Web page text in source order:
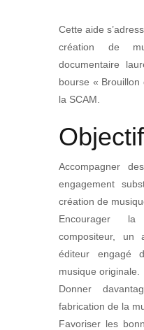
Cette aide
création de
documentaire
bourse « Brouillon
la SCAM.
Accompagner
engagement
création de
Encourager
compositeur, un
éditeur engagé
musique originale.
Donner
fabrication de la
Favoriser les